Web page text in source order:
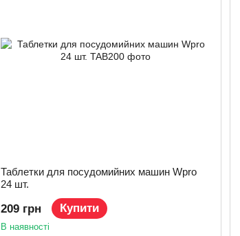
Таблетки для посудомийних машин Wpro
24 шт.
209 грн Купити
В наявності